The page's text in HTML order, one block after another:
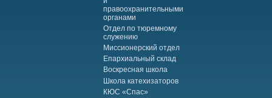
правоохранительными
органами
Отдел по тюремному
служению
Миссионерский отдел
Епархиальный склад
Воскресная школа
Школа катехизаторов
КЮС «Спас»